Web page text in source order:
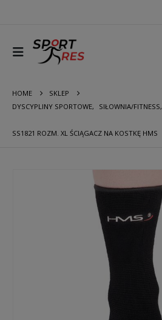
HOME
SKLEP
DYSCYPLINY SPORTOWE, SIŁOWNIA/FITNESS,
SS1821 ROZM. XL ŚCIĄGACZ NA KOSTKĘ HMS